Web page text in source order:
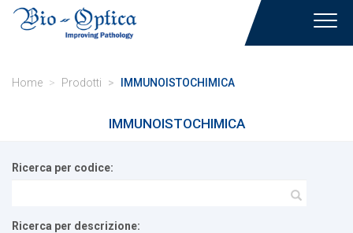
Home Prodotti IMMUNOISTOCHIMICA
IMMUNOISTOCHIMICA
Ricerca per codice:
Ricerca per descrizione: